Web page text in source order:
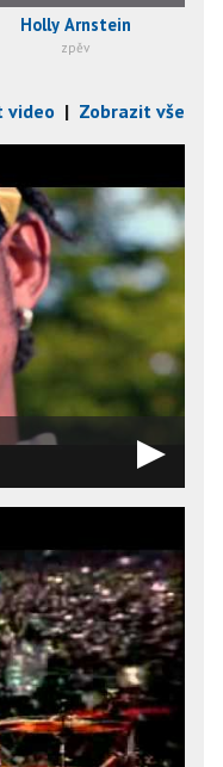
Holly Arnstein
zpěv
video | Zobrazit vše